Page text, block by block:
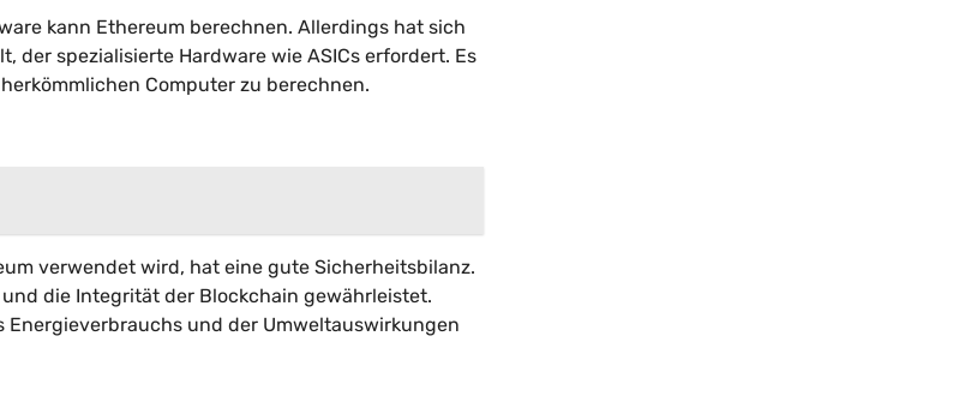
kann Ethereum berechnen. Allerdings hat sich
der spezialisierte Hardware wie ASICs erfordert. Es
Computer zu berechnen.
verwendet wird, hat eine gute Sicherheitsbilanz.
die Integrität der Blockchain gewährleistet.
und der Umweltauswirkungen